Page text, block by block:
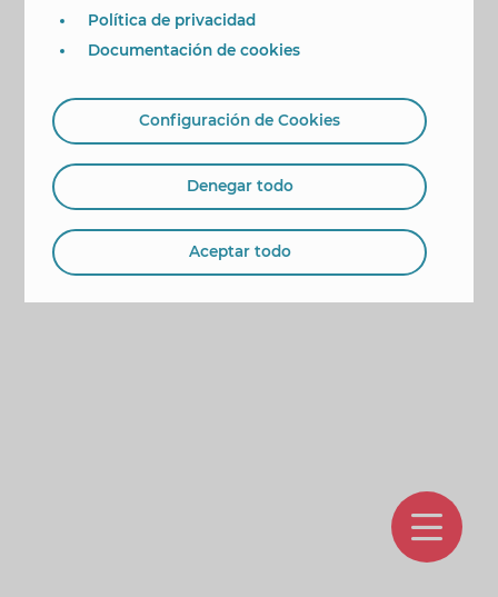
Política de privacidad
Documentación de cookies
Configuración de Cookies
Denegar todo
Aceptar todo